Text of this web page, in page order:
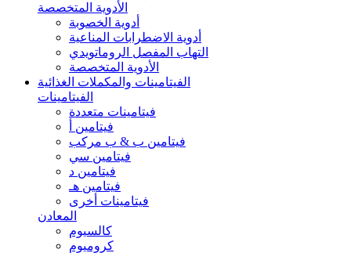
الأدوية المتخصصة
أدوية الخصوبة
أدوية الاضطرابات المناعية
التهاب المفصل الروماتويدي
الأدوية المتخصصة
الفيتامينات والمكملات الغذائية
الفيتامينات
فيتامينات متعددة
فيتامين أ
فيتامين ب & ب مركب
فيتامين سي
فيتامين د
فيتامين هـ
فيتامينات أخرى
المعادن
كالسيوم
كروميوم